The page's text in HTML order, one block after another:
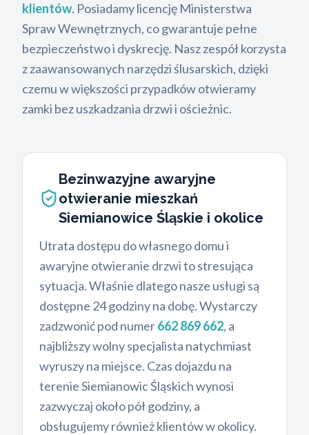
klientów. Posiadamy licencję Ministerstwa
Spraw Wewnętrznych, co gwarantuje pełne
bezpieczeństwo i dyskrecję. Nasz zespół korzysta
z zaawansowanych narzędzi ślusarskich, dzięki
czemu w większości przypadków otwieramy
zamki bez uszkadzania drzwi i ościeżnic.
Bezinwazyjne awaryjne
otwieranie mieszkań
Siemianowice Śląskie i okolice
Utrata dostępu do własnego domu i
awaryjne otwieranie drzwi to stresująca
sytuacja. Właśnie dlatego nasze usługi są
dostępne 24 godziny na dobę. Wystarczy
zadzwonić pod numer662 869 662, a
najbliższy wolny specjalista natychmiast
wyruszy na miejsce. Czas dojazdu na
terenie Siemianowic Śląskich wynosi
zazwyczaj około pół godziny, a
obsługujemy również klientów w okolicy.